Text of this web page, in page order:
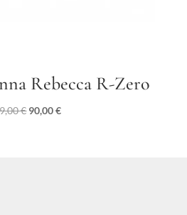
Rebecca R-Zero
€ Il
90,00€Il